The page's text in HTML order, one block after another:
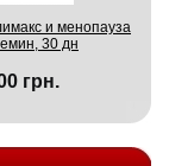
и менопауза
30 дн
грн.